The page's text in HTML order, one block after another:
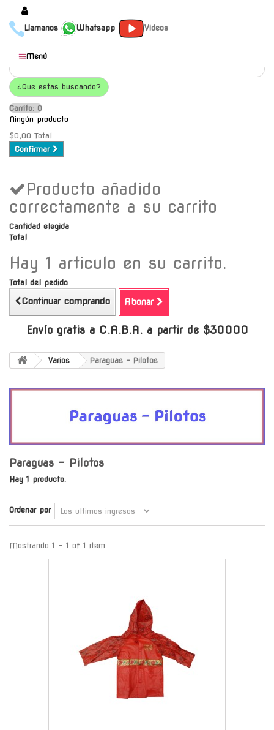
Llamanos Whatsapp Videos
Productos
Populares
Categorías
Marcas
Mayoristas
Contacto
Envío gratis a C.A.B.A. a
partir de $30000
Menú
¿Que estas buscando?
Carrito: O
Ningún producto
$0,00 Total
Confirmar
Producto añadido
correctamente a su carrito
Cantidad elegida
Total
Hay 1 articulo en su carrito.
Total del pedido
Continuar comprando Abonar
Envío gratis a C.A.B.A. a partir de $30000
Varios Paraguas - Pilotos
Paraguas - Pilotos
Hay 1 producto.
Ordenar por
Mostrando 1 - 1 of 1 item